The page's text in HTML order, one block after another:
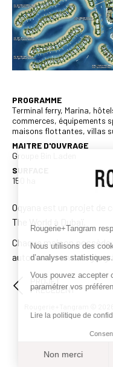
PROGRAMME
Terminal ferry, Marina,
commerces, équipements
maisons flottantes, villas
MAITRE D'OUVRAGE
Groupe Bin Laden
SURFACE
150 ha
Oqyana est un projet de
The World à Dubaï.
Chaque maison
autonomes en énergie
PROJET
PRÉCÉDENT
Rougerie+Tangram
Nous utilisons des cookies
d’analyses statistiques.
Vous pouvez accepter ces
paramétrer vos préférences.
Lire la politique de
Non merci